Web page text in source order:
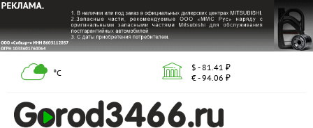
°С
$ - 81.41 ₽
€ - 94.06 ₽